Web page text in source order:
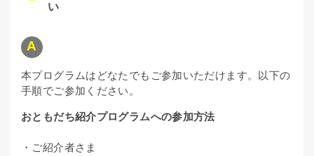
い
本プログラムはどなたでもご参加いただけます。以下の
手順でご参加ください。
おともだち紹介プログラムへの参加方法
・ご紹介者さま